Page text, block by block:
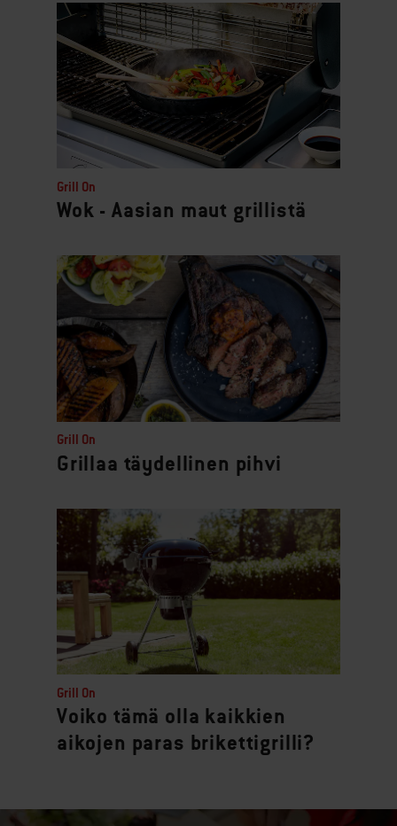
Grill On
Wok - Aasian maut grillistä
Grill On
Grillaa täydellinen pihvi
Grill On
Voiko tämä olla kaikkien
aikojen paras brikettigrilli?